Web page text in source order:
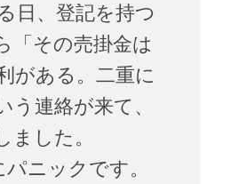
日、登記を持つ
「その売掛金は
がある。二重に
う連絡が来て、
ました。
ニックです。